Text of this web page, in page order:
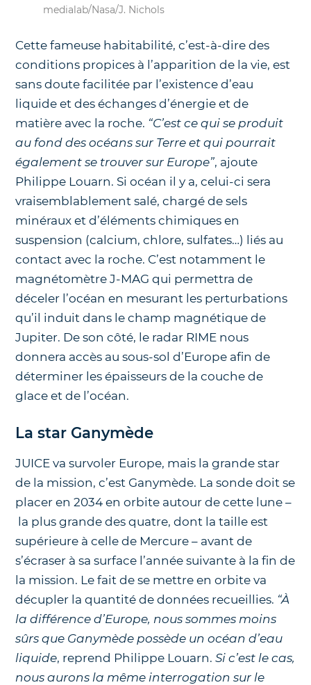
medialab/Nasa/J. Nichols
Cette fameuse habitabilité, c’est-à-dire des
conditions propices à l’apparition de la vie, est
sans doute facilitée par l’existence d’eau
liquide et des échanges d’énergie et de
matière avec la roche. “C’est ce qui se produit
au fond des océans sur Terre et qui pourrait
également se trouver sur Europe”, ajoute
Philippe Louarn. Si océan il y a, celui-ci sera
vraisemblablement salé, chargé de sels
minéraux et d’éléments chimiques en
suspension (calcium, chlore, sulfates…) liés au
contact avec la roche. C’est notamment le
magnétomètre J-MAG qui permettra de
déceler l’océan en mesurant les perturbations
qu’il induit dans le champ magnétique de
Jupiter. De son côté, le radar RIME nous
donnera accès au sous-sol d’Europe afin de
déterminer les épaisseurs de la couche de
glace et de l’océan.
La star Ganymède
JUICE va survoler Europe, mais la grande star
de la mission, c’est Ganymède. La sonde doit se
placer en 2034 en orbite autour de cette lune –
la plus grande des quatre, dont la taille est
supérieure à celle de Mercure – avant de
s’écraser à sa surface l’année suivante à la fin de
la mission. Le fait de se mettre en orbite va
décupler la quantité de données recueillies. “À
la différence d’Europe, nous sommes moins
sûrs que Ganymède possède un océan d’eau
liquide, reprend Philippe Louarn.Si c’est le cas,
nous aurons la même interrogation sur le